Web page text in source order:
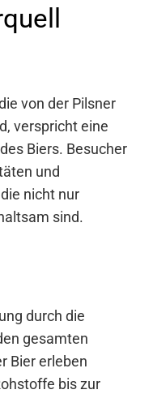
von der Pilsner
verspricht eine
Biers. Besucher
und
nicht nur
sind.
durch die
gesamten
Bier erleben
bis zur